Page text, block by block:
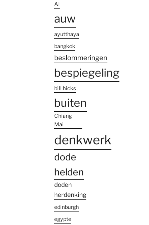
AI
auw
ayutthaya
bangkok
beslommeringen
bespiegeling
bill hicks
buiten
Chiang
Mai
denkwerk
dode
helden
doden
herdenking
edinburgh
egypte